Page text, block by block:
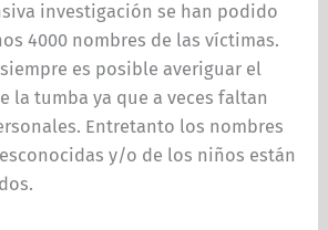
investigación se han podido
4000 nombres de las víctimas.
es posible averiguar el
la tumba ya que a veces faltan
Entretanto los nombres
y/o de los niños están